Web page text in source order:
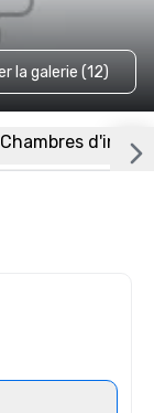
la galerie (12)
Chambres